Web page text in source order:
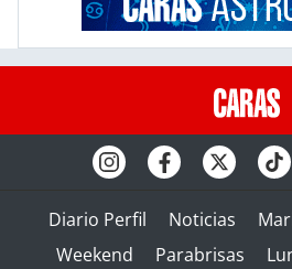
Diario Perfil Noticias
Weekend
Parabrisas